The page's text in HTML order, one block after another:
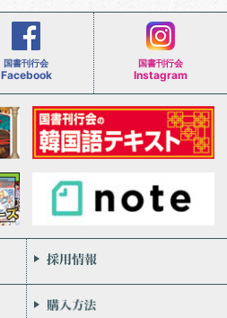
国書刊行会
Facebook
国書刊行会
Instagram
会社案内
お問い合わせ